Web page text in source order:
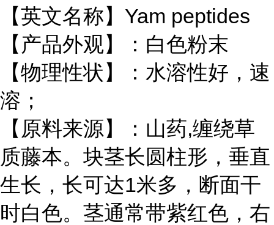
【英文名称】Yam peptides
【产品外观】：白色粉末
【物理性状】：水溶性好，速
溶；
【原料来源】：山药,缠绕草
质藤本。块茎长圆柱形，垂直
生长，长可达1米多，断面干
时白色。茎通常带紫红色，右